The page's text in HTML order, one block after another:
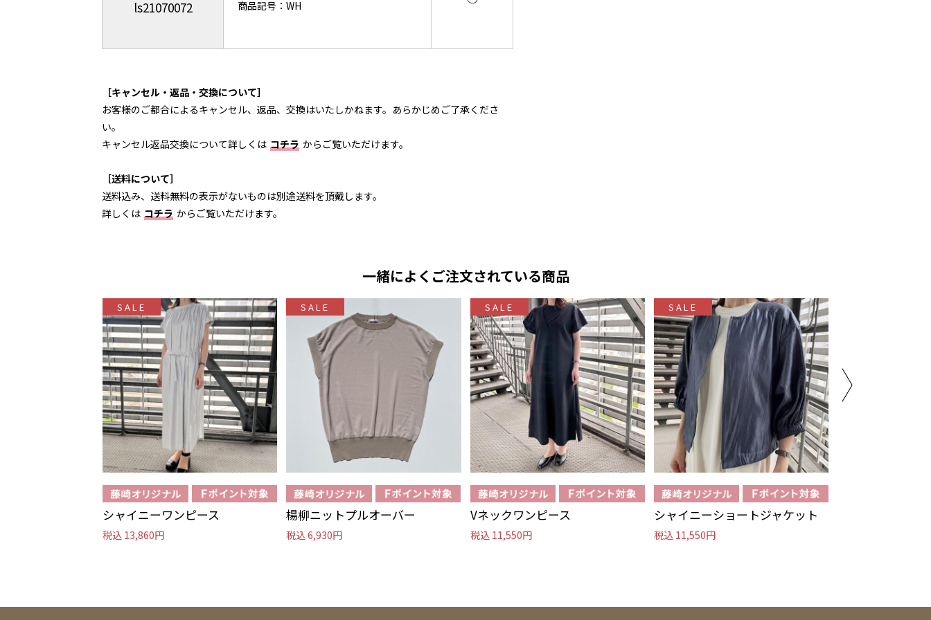
ls21070072 商品記号：WH
［キャンセル・返品・交換について］
お客様のご都合によるキャンセル、返品、交換はいたしかねます。あらかじめご了承くださ
い。
キャンセル返品交換について詳しくは コチラ からご覧いただけます。
［送料について］
送料込み、送料無料の表示がないものは別途送料を頂戴します。
詳しくは コチラ からご覧いただけます。
一緒によくご注文されている商品
SALE
シャイニーワンピース
税込 13,860円
SALE
楊柳ニットプルオーバー
税込 6,930円
SALE
Vネックワンピース
税込 11,550円
SALE
シャイニーショートジャケット
税込 11,550円